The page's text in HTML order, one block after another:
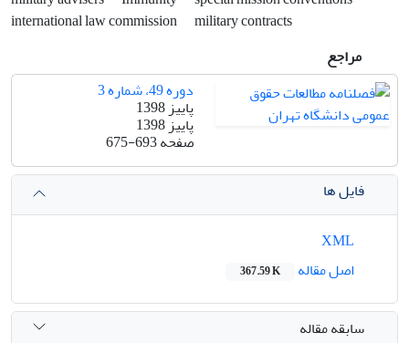
international law commission
military contracts
مراجع
دوره 49، شماره 3
پاییز 1398
پاییز 1398
صفحه675-693
فایل ها
اصل مقاله
367.59 K
سابقه مقاله